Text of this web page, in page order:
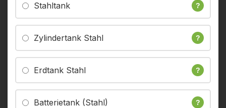
Stahltank ?
Zylindertank Stahl ?
Erdtank Stahl ?
Batterietank (Stahl) ?